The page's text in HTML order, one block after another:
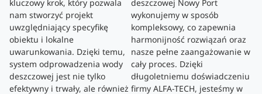
kluczowy krok, który pozwala
nam stworzyć projekt
uwzględniający specyfikę
obiektu i lokalne
uwarunkowania. Dzięki temu,
system odprowadzenia wody
deszczowej jest nie tylko
efektywny i trwały, ale również
deszczowej Nowy Port
wykonujemy w sposób
kompleksowy, co zapewnia
harmonijność rozwiązań oraz
nasze pełne zaangażowanie w
cały proces. Dzięki
długoletniemu doświadczeniu
firmy ALFA-TECH, jesteśmy w